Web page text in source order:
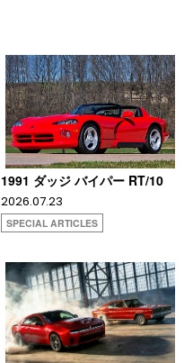
1991 ダッジ バイパー RT/10
2026.07.23
SPECIAL ARTICLES